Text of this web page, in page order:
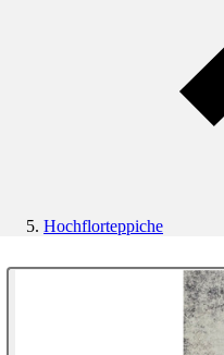
Hochflorteppiche